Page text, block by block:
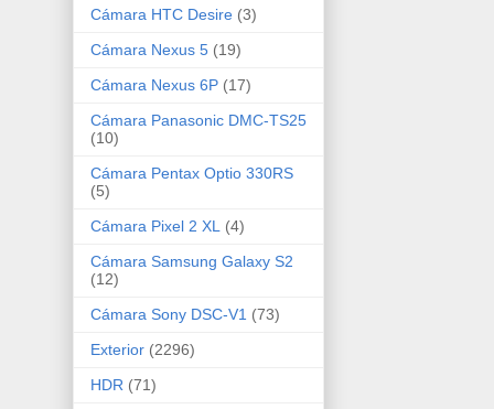
Cámara HTC Desire (3)
Cámara Nexus 5 (19)
Cámara Nexus 6P (17)
Cámara Panasonic DMC-TS25
(10)
Cámara Pentax Optio 330RS
(5)
Cámara Pixel 2 XL
(4)
Cámara Samsung Galaxy S2
(12)
Cámara Sony DSC-V1 (73)
Exterior (2296)
HDR (71)